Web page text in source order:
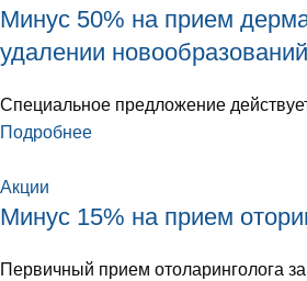
Минус 50% на прием
удалении новообразований
Специальное предложение
Подробнее
Акции
Минус 15% на прием
Первичный прием отоларинголога